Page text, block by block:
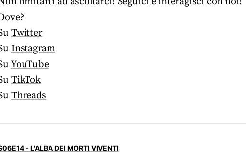
Twitter
Instagram
YouTube
TikTok
Threads
- L'ALBA DEI MORTI VIVENTI